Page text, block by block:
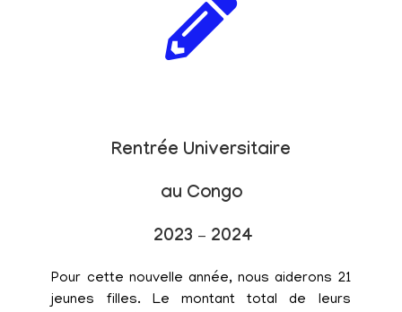
Rentrée Universitaire
au Congo
2023 – 2024
Pour cette nouvelle année, nous aiderons 21
jeunes filles. Le montant total de leurs